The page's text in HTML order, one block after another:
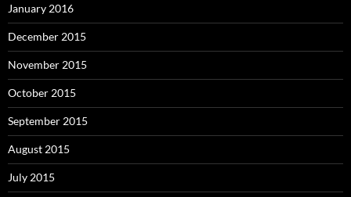
January 2016
December 2015
November 2015
October 2015
September 2015
August 2015
July 2015